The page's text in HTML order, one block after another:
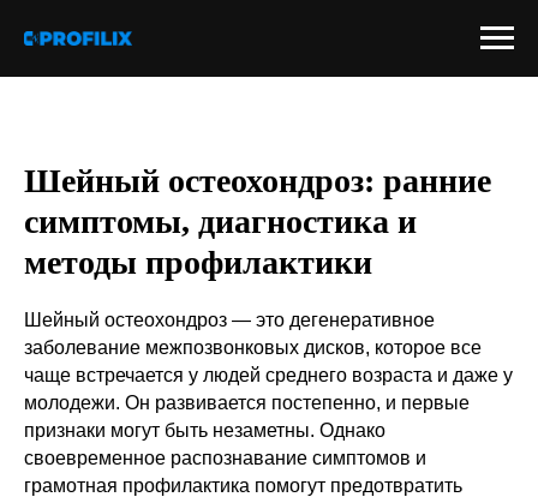
Шейный остеохондроз: ранние
симптомы, диагностика и
методы профилактики
Шейный остеохондроз — это дегенеративное
заболевание межпозвонковых дисков, которое все
чаще встречается у людей среднего возраста и даже у
молодежи. Он развивается постепенно, и первые
признаки могут быть незаметны. Однако
своевременное распознавание симптомов и
грамотная профилактика помогут предотвратить